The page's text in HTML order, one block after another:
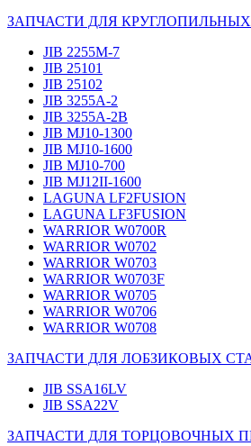
ЗАПЧАСТИ ДЛЯ
JIB 2255M-7
JIB 25101
JIB 25102
JIB 3255A-2
JIB 3255A-2B
JIB MJ10-1300
JIB MJ10-1600
JIB MJ10-700
JIB MJ12II-1600
LAGUNA LF2FUSION
LAGUNA LF3FUSION
WARRIOR W0700R
WARRIOR W0702
WARRIOR W0703
WARRIOR W0703F
WARRIOR W0705
WARRIOR W0706
WARRIOR W0708
ЗАПЧАСТИ ДЛЯ ЛОБЗИКОВЫХ
JIB SSA16LV
JIB SSA22V
ЗАПЧАСТИ ДЛЯ ТОРЦОВОЧНЫХ